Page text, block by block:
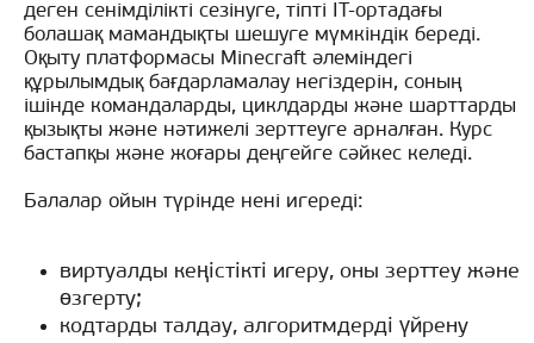
деген сенімділікті сезінуге, тіпті IT-ортадағы
болашақ мамандықты шешуге мүмкіндік береді.
Оқыту платформасы Minecraft әлеміндегі
құрылымдық бағдарламалау негіздерін, соның
ішінде командаларды, циклдарды және шарттарды
қызықты және нәтижелі зерттеуге арналған. Курс
бастапқы және жоғары деңгейге сәйкес келеді.
Балалар ойын түрінде нені игереді:
виртуалды кеңістікті игеру, оны зерттеу және
өзгерту;
кодтарды талдау, алгоритмдерді үйрену